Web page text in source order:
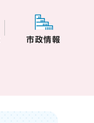
市政情報